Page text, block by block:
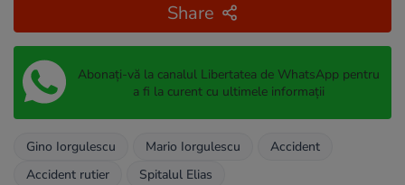
Share
Abonați-vă la canalul Libertatea de WhatsApp pentru
a fi la curent cu ultimele informații
Gino Iorgulescu Mario Iorgulescu
Accident
Accident rutier
Spitalul Elias